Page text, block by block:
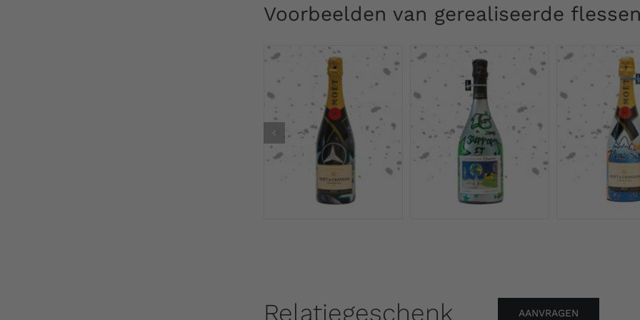
Voorbeelden van gerealiseerde
Relatiegeschenk AANVRAGEN